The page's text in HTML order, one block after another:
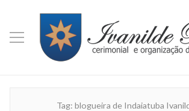
Tag: blogueira de Indaiatuba